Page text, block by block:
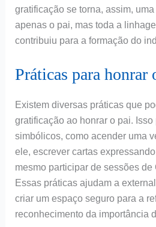
gratificação se torna, assim,
apenas o pai, mas toda a
contribuiu para a formação do
Práticas para honrar
Existem diversas práticas que
gratificação ao honrar o pai.
simbólicos, como acender uma
ele, escrever cartas
mesmo participar de sessões
Essas práticas ajudam a
criar um espaço seguro para a
reconhecimento da importância